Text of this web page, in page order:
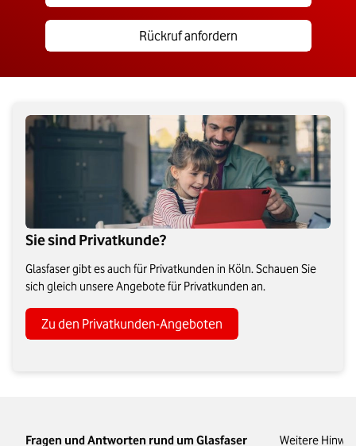
Rückruf anfordern
Sie sind Privatkunde?
Glasfaser gibt es auch für Privatkunden in Köln. Schauen Sie
sich gleich unsere Angebote für Privatkunden an.
Zu den Privatkunden-Angeboten
Fragen und Antworten rund um Glasfaser Weitere